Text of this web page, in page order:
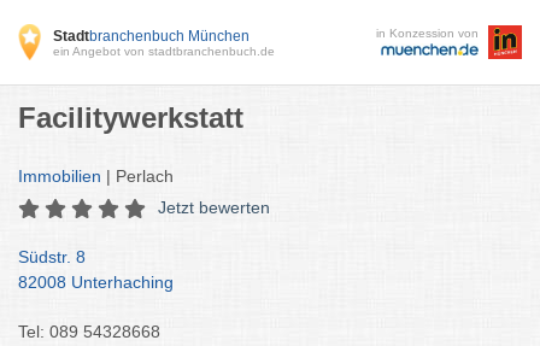
Stadtbranchenbuch München
ein Angebot von stadtbranchenbuch.de
in Konzession von
Facilitywerkstatt
Immobilien | Perlach
Jetzt bewerten
Südstr. 8
82008 Unterhaching
Tel: 089 54328668